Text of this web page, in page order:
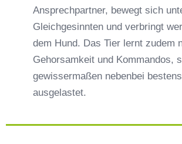
Ansprechpartner, bewegt sich
Gleichgesinnten und verbringt
dem Hund. Das Tier lernt zudem
Gehorsamkeit und Kommandos,
gewissermaßen nebenbei
ausgelastet.